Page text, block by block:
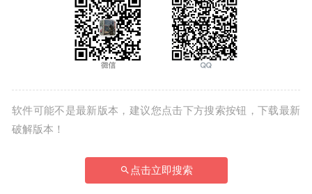
软件可能不是最新版本，建议您点击下方搜索按钮，下载最新
破解版本！
点击立即搜索